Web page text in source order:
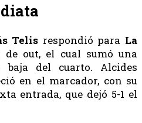
Telis respondió para La
de out, el cual sumó una
del cuarto. Alcides
en el marcador, con su
entrada, que dejó 5-1 el